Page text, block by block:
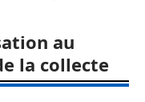
au
la collecte